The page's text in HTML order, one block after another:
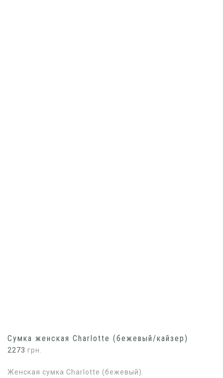
Сумка женская Charlotte (бежевый/кайзер)
2273 грн.
Женская сумка Charlotte (бежевый).